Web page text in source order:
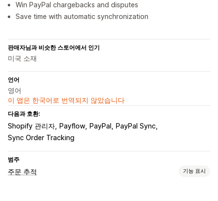
Win PayPal chargebacks and disputes
Save time with automatic synchronization
판매자님과 비슷한 스토어에서 인기
미국 소재
언어
영어
이 앱은 한국어로 번역되지 않았습니다
다음과 호환:
Shopify 관리자 Payflow PayPal PayPal Sync
Sync Order Tracking
범주
주문 추적 기능 표시